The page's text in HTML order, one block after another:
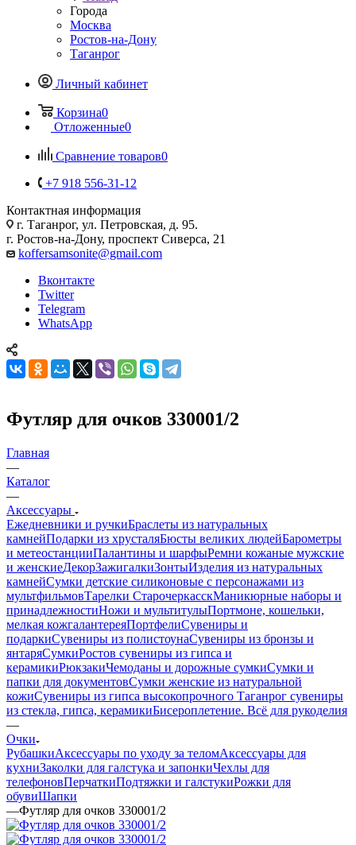
Города
Москва
Ростов-на-Дону
Таганрог
Личный кабинет
Корзина0
Отложенные0
Сравнение товаров0
+7 918 556-31-12
Контактная информация
г. Таганрог, ул. Петровская, д. 95.
г. Ростов-на-Дону, проспект Сиверса, 21
koffersamsonite@gmail.com
Вконтакте
Twitter
Telegram
WhatsApp
Футляр для очков 330001/2
Главная
—
Каталог
—
Аксессуары
Ежедневники и ручкиБраслеты из натуральных
камнейПодарки из хрусталяБюсты великих людейБарометры
и метеостанцииПалантины и шарфыРемни кожаные мужские
и женскиеДекорЗажигалкиЗонтыИзделия из натуральных
камнейСумки детские силиконовые с персонажами из
мультфильмовТарелки СтарочеркасскМаникюрные наборы и
принадлежностиНожи и мультитулыПортмоне, кошельки,
мелкая кожгалантереяПортфелиСувениры и
подаркиСувениры из полистоунаСувениры из бронзы и
янтаряСумкиРостов сувениры из гипса и
керамикиРюкзакиЧемоданы и дорожные сумкиСумки и
папки для документовСумки женские из натуральной
кожиСувениры из гипса высокопрочного Таганрог сувениры
из стекла, гипса, керамикиБисероплетение. Всё для рукоделия
—
Очки
РубашкиАксессуары по уходу за теломАксессуары для
кухниЗаколки для галстука и запонкиЧехлы для
телефоновПерчаткиПодтяжки и галстукиРожки для
обувиШапки
—Футляр для очков 330001/2